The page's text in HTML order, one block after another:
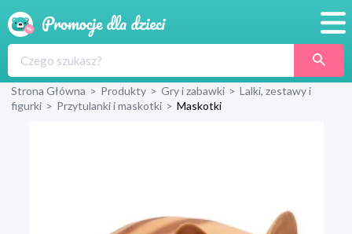
Produkty
Strona Główna > Produkty > Gry i zabawki > Lalki, zestawy i
figurki > Przytulanki i maskotki > Maskotki